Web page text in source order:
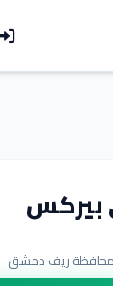
بيركس
محافظة ريف دمشق